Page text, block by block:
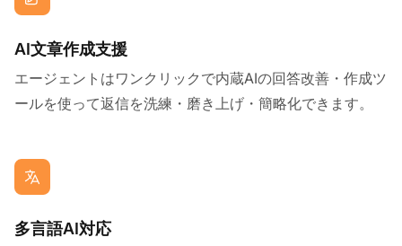
AI文章作成支援
エージェントはワンクリックで内蔵AIの回答改善・作成ツ
ールを使って返信を洗練・磨き上げ・簡略化できます。
多言語AI対応